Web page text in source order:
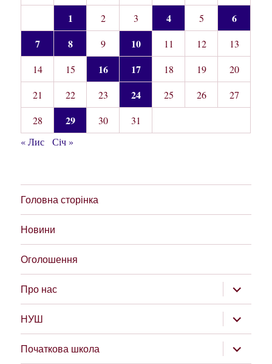
1
2 3 4 5
6
7
8 9 10 11 12
13
14
15 16 17 18 19
20
21
22 23 24 25 26
27
28
29 30
31
« Лис
Січ »
Головна сторінка
Новини
Оголошення
Про нас
підменю
НУШ
підменю
Початкова школа
підменю